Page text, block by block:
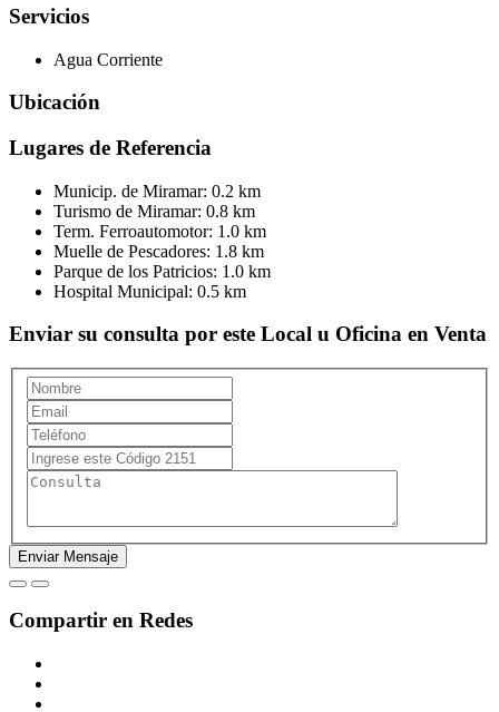
Servicios
Agua Corriente
Ubicación
Lugares de Referencia
Municip. de Miramar: 0.2 km
Turismo de Miramar: 0.8 km
Term. Ferroautomotor: 1.0 km
Muelle de Pescadores: 1.8 km
Parque de los Patricios: 1.0 km
Hospital Municipal: 0.5 km
Enviar su consulta por este Local u Oficina en Venta
Compartir en Redes